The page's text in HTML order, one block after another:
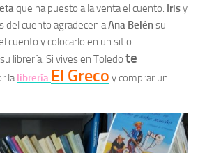
que ha puesto a la venta el cuento. Irisy
del cuento agradecen aAna Belénsu
cuento y colocarlo en un sitio
librería. Si vives en Toledo te
lalibrería El Greco y comprar un